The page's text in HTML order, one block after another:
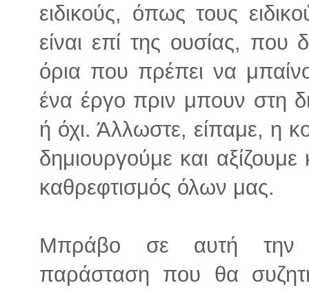
ειδικούς, όπως τους
είναι επί της ουσίας,
όρια που πρέπει να
ένα έργο πριν μπουν στη
ή όχι. Άλλωστε, είπαμε, η
δημιουργούμε και αξίζουμε
καθρεφτισμός όλων μας.
Μπράβο σε αυτή την
παράσταση που θα